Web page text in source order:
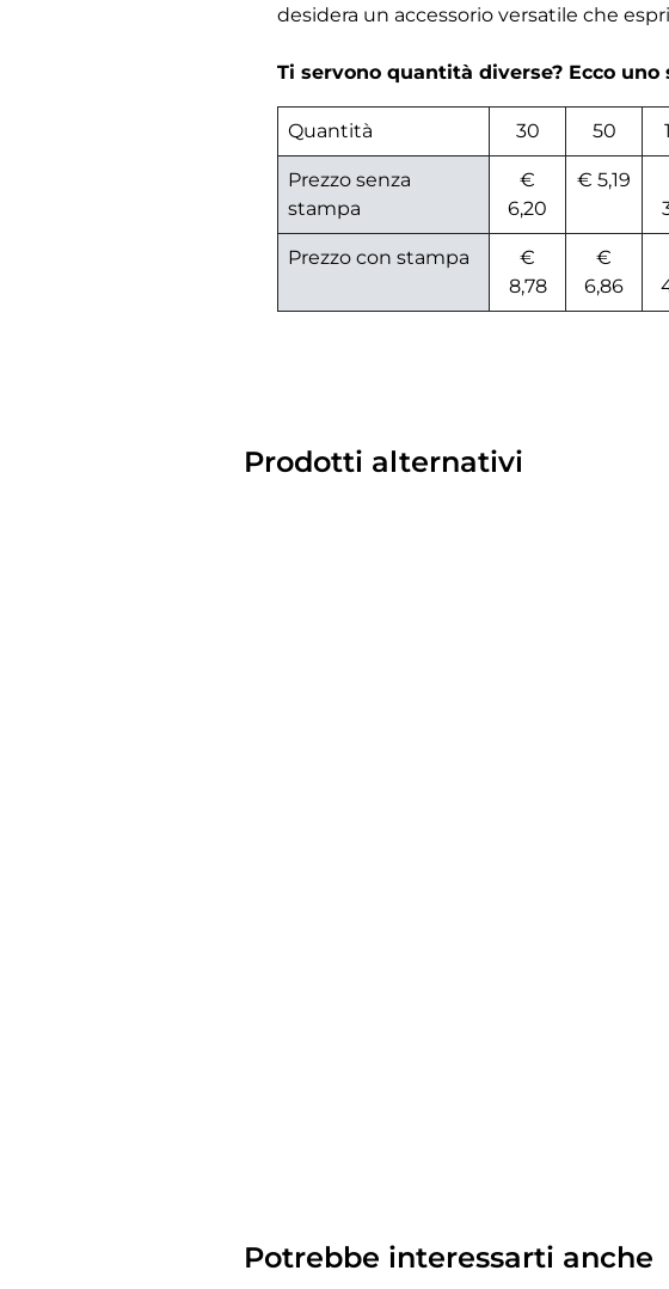
desidera un accessorio versatile che
Ti servono quantità diverse? Ecco uno
Quantità 30 50
Prezzo senza
stampa
€
6,20
€ 5,19
Prezzo con stampa
€
8,78
€
6,86
Prodotti alternativi
Potrebbe interessarti anche